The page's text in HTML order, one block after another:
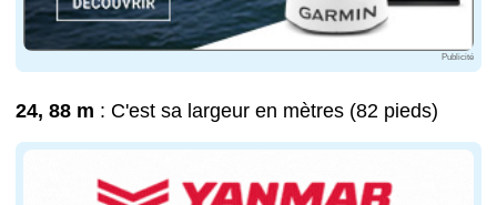
Publicité
24, 88 m : C'est sa largeur en mètres (82 pieds)